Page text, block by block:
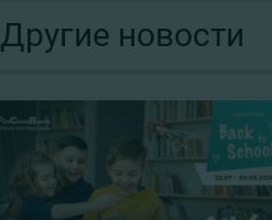
Другие новости